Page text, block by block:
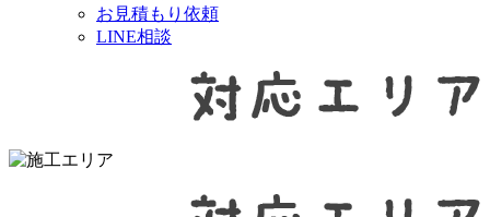
お見積もり依頼
LINE相談